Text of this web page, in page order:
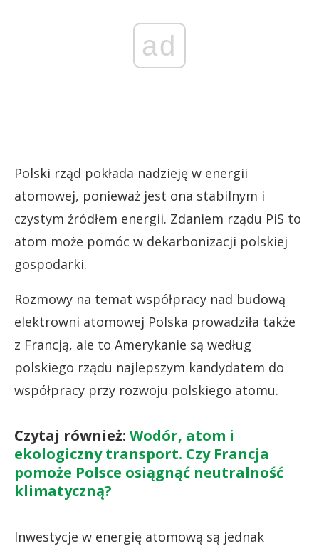
ad
Polski rząd pokłada nadzieję w energii
atomowej, ponieważ jest ona stabilnym i
czystym źródłem energii. Zdaniem rządu PiS to
atom może pomóc w dekarbonizacji polskiej
gospodarki.
Rozmowy na temat współpracy nad budową
elektrowni atomowej Polska prowadziła także
z Francją, ale to Amerykanie są według
polskiego rządu najlepszym kandydatem do
współpracy przy rozwoju polskiego atomu.
Czytaj również: Wodór, atom i
ekologiczny transport. Czy Francja
pomoże Polsce osiągnąć neutralność
klimatyczną?
Inwestycje w energię atomową są jednak